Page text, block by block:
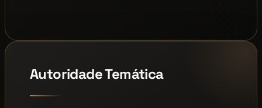
Autoridade Temática